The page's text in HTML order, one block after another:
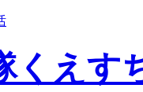
くえす